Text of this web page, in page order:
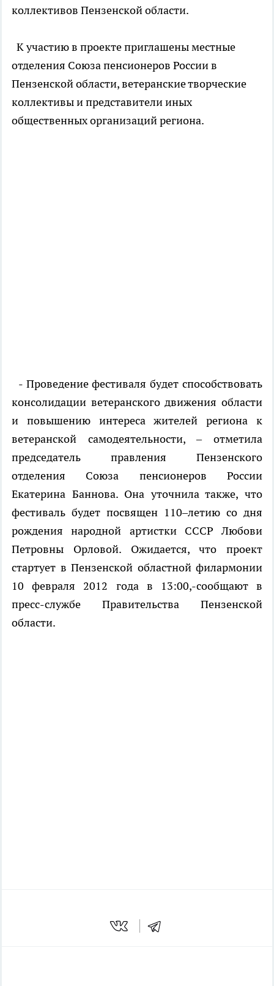
коллективов Пензенской области.
К участию в проекте приглашены местные
отделения Союза пенсионеров России в
Пензенской области, ветеранские творческие
коллективы и представители иных
общественных организаций региона.
- Проведение фестиваля будет способствовать
консолидации ветеранского движения области
и повышению интереса жителей региона к
ветеранской самодеятельности, – отметила
председатель правления Пензенского
отделения Союза пенсионеров России
Екатерина Баннова. Она уточнила также, что
фестиваль будет посвящен 110–летию со дня
рождения народной артистки СССР Любови
Петровны Орловой. Ожидается, что проект
стартует в Пензенской областной филармонии
10 февраля 2012 года в 13:00,-сообщают в
пресс-службе Правительства Пензенской
области.